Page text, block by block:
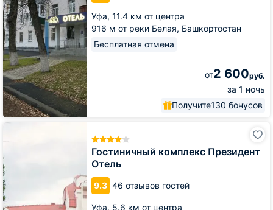
Уфа, 11.4 км от центра
916 м от реки Белая, Башкортостан
Бесплатная отмена
от2 600руб.
за 1 ночь
Получите130 бонусов
Гостиничный комплекс Президент
Отель
9.3 46 отзывов гостей
Уфа, 5.6 км от центра
Отель